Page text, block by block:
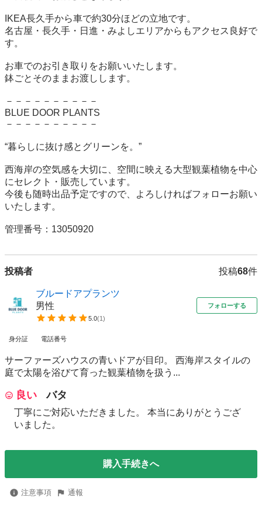
IKEA長久手から車で約30分ほどの立地です。
名古屋・長久手・日進・みよしエリアからもアクセス良好で
す。
お車でのお引き取りをお願いいたします。
鉢ごとそのままお渡しします。
－－－－－－－－－－
BLUE DOOR PLANTS
－－－－－－－－－－
“暮らしに抜け感とグリーンを。”
西海岸の空気感を大切に、空間に映える大型観葉植物を中心
にセレクト・販売しています。
今後も随時出品予定ですので、よろしければフォローお願い
いたします。
管理番号：13050920
投稿者 投稿68件
ブルードアプランツ
男性
5.0(1)
フォローする
身分証 電話番号
サーファーズハウスの青いドアが目印。 西海岸スタイルの
庭で太陽を浴びて育った観葉植物を扱う...
良い バタ
丁寧にご対応いただきました。 本当にありがとうござ
いました。
購入手続きへ
注意事項 通報